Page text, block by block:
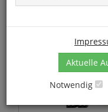
Aktuelle
Notwendig